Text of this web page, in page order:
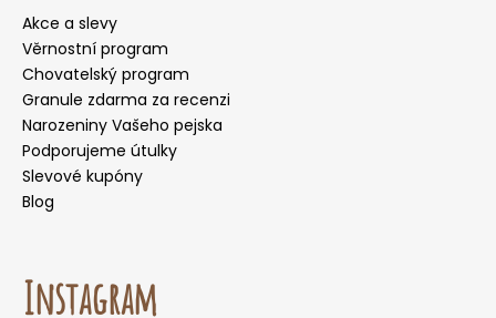
Akce a slevy
Věrnostní program
Chovatelský program
Granule zdarma za recenzi
Narozeniny Vašeho pejska
Podporujeme útulky
Slevové kupóny
Blog
Instagram